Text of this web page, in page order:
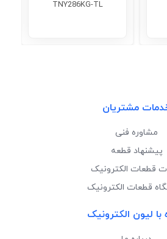
TNY286KG-TL
مشتریان
مشاوره فنی
پیشنهاد قطعه
قطعات الکترونیک
قطعات الکترونیک
با لیون الکترونیک